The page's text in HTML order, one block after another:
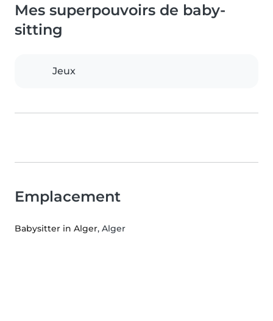
Mes superpouvoirs de baby-
sitting
Jeux
Emplacement
Babysitter in Alger, Alger